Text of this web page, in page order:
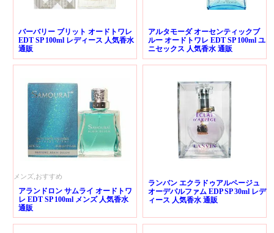
バーバリー ブリット オードトワレ
EDT SP 100ml レディース 人気香水
通販
アルタモーダ オーセンティックブ
ルー オードトワレ EDT SP 100ml ユ
ニセックス 人気香水 通販
メンズ,おすすめ
アランドロン サムライ オードトワ
レ EDT SP 100ml メンズ 人気香水
通販
ランバン エクラドゥアルページュ
オーデパルファム EDP SP 30ml レデ
ィース 人気香水 通販